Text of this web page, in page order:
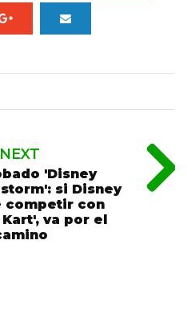
'Disney
si Disney
competir con
va por el